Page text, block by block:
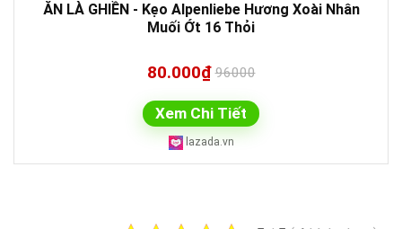
ĂN LÀ GHIỀN - Kẹo Alpenliebe Hương Xoài Nhân
Muối Ớt 16 Thỏi
80.000₫ 96000
Xem Chi Tiết
lazada.vn